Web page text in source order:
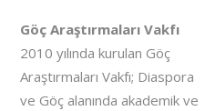
Göç Araştırmaları Vakfı
2010 yılında kurulan Göç
Araştırmaları Vakfı; Diaspora
ve Göç alanında akademik ve